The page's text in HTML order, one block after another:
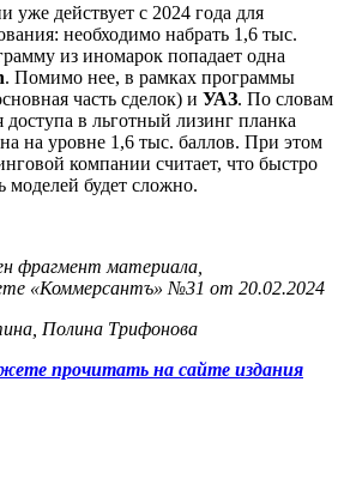
уже действует с 2024 года для
необходимо набрать 1,6 тыс.
из иномарок попадает одна
. Помимо нее, в рамках программы
часть сделок) и УАЗ. По словам
доступа в льготный лизинг планка
на уровне 1,6 тыс. баллов. При этом
компании считает, что быстро
моделей будет сложно.
фрагмент материала,
«Коммерсантъ» №31 от 20.02.2024
Полина Трифонова
прочитать на сайте издания